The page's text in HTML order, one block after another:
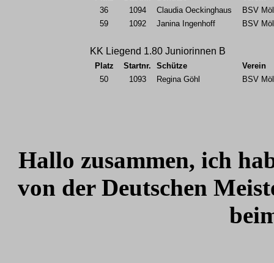
36
1094 Claudia Oeckinghaus
BSV
59
1092 Janina Ingenhoff BSV
KK Liegend 1.80 Juniorinnen B
Platz Startnr. Schütze
Verein
50
1093 Regina Göhl BSV
Hallo zusammen, ich
von der Deutschen